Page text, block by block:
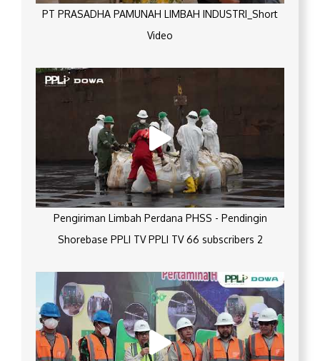
PT PRASADHA PAMUNAH LIMBAH INDUSTRI_Short
Video
Pengiriman Limbah Perdana PHSS - Pendingin
Shorebase PPLI TV PPLI TV 66 subscribers 2